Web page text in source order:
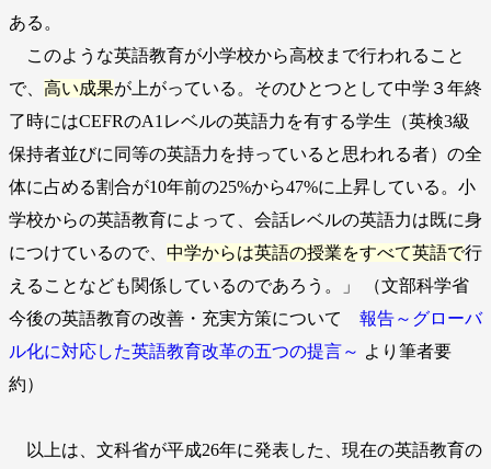
ある。
このような英語教育が小学校から高校まで行われること
で、 高い成果が上がっている。そのひとつとして中学３年終
了時にはCEFRのA1レベルの英語力を有する学生（英検3級
保持者並びに同等の英語力を持っていると思われる者）の全
体に占める割合が10年前の25%から47%に上昇している。小
学校からの英語教育によって、会話レベルの英語力は既に身
につけているので、 中学からは英語の授業をすべて英語で行
えることなども関係しているのであろう。」 （文部科学省
今後の英語教育の改善・充実方策について 報告～グローバ
ル化に対応した英語教育改革の五つの提言～ より筆者要
約）
以上は、文科省が平成26年に発表した、現在の英語教育の